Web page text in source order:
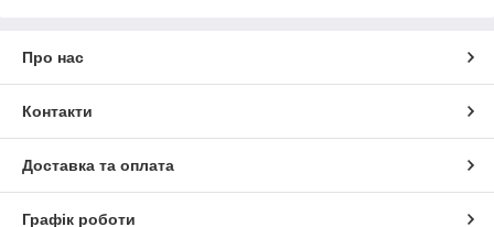
Про нас
Контакти
Доставка та оплата
Графік роботи